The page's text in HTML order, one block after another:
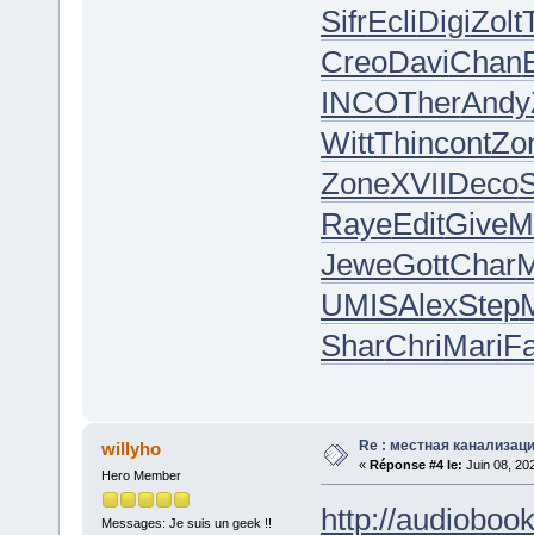
SifrEcliDigiZolt
CreoDaviChan
INCOTherAndy
WittThincont
ZoneXVIIDeco
RayeEditGive
JeweGottChar
UMISAlexStep
SharChriMari
willyho
Hero Member
Messages: Je suis un geek !!
Re : местная
« Réponse #4 le: Juin 08,
http://